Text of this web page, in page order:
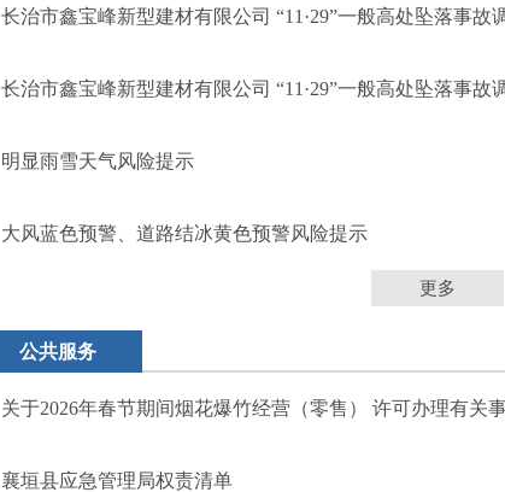
长治市鑫宝峰新型建材有限公司 “11·29”一般高处坠落事故
长治市鑫宝峰新型建材有限公司 “11·29”一般高处坠落事故
明显雨雪天气风险提示
大风蓝色预警、道路结冰黄色预警风险提示
更多
公共服务
关于2026年春节期间烟花爆竹经营（零售） 许可办理有关
襄垣县应急管理局权责清单